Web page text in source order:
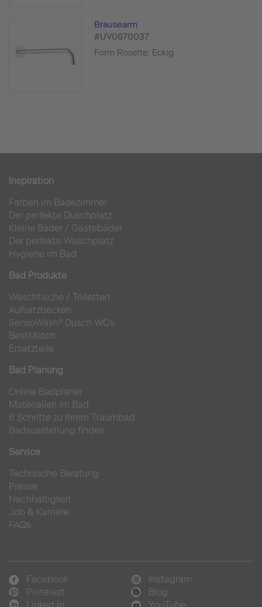
Brausearm
#UV0670037
Form Rosette: Eckig
Inspiration
Farben im Badezimmer
Der perfekte Duschplatz
Kleine Bäder / Gästebäder
Der perfekte Waschplatz
Hygiene im Bad
Bad Produkte
Waschtische / Toiletten
Aufsatzbecken
SensoWash® Dusch WCs
BestMatch
Ersatzteile
Bad Planung
Online Badplaner
Materialien im Bad
6 Schritte zu Ihrem Traumbad
Badausstellung finden
Service
Technische Beratung
Presse
Nachhaltigkeit
Job & Karriere
FAQs
Facebook
Instagram
Pinterest
Blog